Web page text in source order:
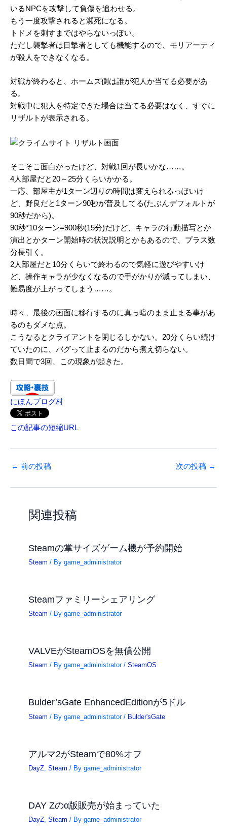
いるNPCを攻撃して負傷を追わせる。
もう一度攻撃されると瀕死になる。
トドメを刺すまではやらないっぽい。
ただし襲撃者は目撃者としても機能するので、モリアーティ
が殺人をできなくなる。
対戦が終わると、ホームズ側は誰が犯人か当てる必要があ
る。
対戦中に犯人を特定できた場合は当てる必要はなく、すぐに
リザルトが表示される。
そこそこ面白かったけど、対戦1回が長いかな……。
4人部屋だと20～25分くらいかかる。
一応、部屋主が1ターン辺りの時間は変えられるっぽいけ
ど、野良だと1ターン90秒が普及してる(たぶんデフォルトが
90秒だから)。
90秒*10ターン=900秒(15分)だけど、キャラの行動描写とか
演出とかターン開始時の状況説明とかもあるので、プラス数
分長引く。
2人部屋だと10分くらいで終わるので気軽に遊びやすいけ
ど、操作キャラが少なくなるので手がかりが減ってしまい、
難易度が上がってしまう……。
時々、最後の画面に移行するのに真っ暗のまま止まる事があ
るのもダメな点。
こうなるとクライアントを閉じるしかない。20分くらい続け
ていたのに、バグって止まるのだから煮え切らない。
数日間で3回、この現象が起きた。
にほんブログ村
この記事の短縮URL
← 前の投稿 次の投稿 →
関連投稿
Steamの掌サイズゲーム機が予約開始
Steam / Bygame_administrator
Steamファミリーシェアリング
Steam / Bygame_administrator
VALVEがSteamOSを無償公開
Steam / Bygame_administrator/SteamOS
Bulder’sGate EnhancedEditionが5ドル
Steam / Bygame_administrator/ Bulder'sGate
アルマ2がSteamで80%オフ
DayZ ,Steam / Bygame_administrator
DAY Zのα版販売が始まっていた
DayZ,Steam / Bygame_administrator